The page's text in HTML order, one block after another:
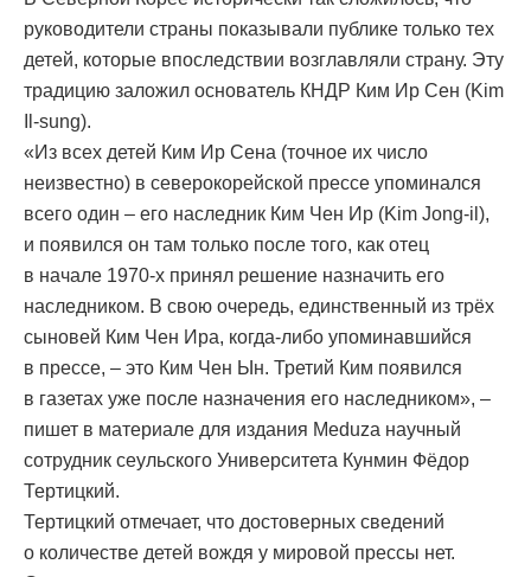
руководители страны показывали публике только тех
детей, которые впоследствии возглавляли страну. Эту
традицию заложил основатель КНДР Ким Ир Сен (Kim
Il-sung).
«Из всех детей Ким Ир Сена (точное их число
неизвестно) в северокорейской прессе упоминался
всего один – его наследник Ким Чен Ир (Kim Jong-il),
и появился он там только после того, как отец
в начале 1970-х принял решение назначить его
наследником. В свою очередь, единственный из трёх
сыновей Ким Чен Ира, когда-либо упоминавшийся
в прессе, – это Ким Чен Ын. Третий Ким появился
в газетах уже после назначения его наследником», –
пишет в материале для издания Meduza научный
сотрудник сеульского Университета Кунмин Фёдор
Тертицкий.
Тертицкий отмечает, что достоверных сведений
о количестве детей вождя у мировой прессы нет.